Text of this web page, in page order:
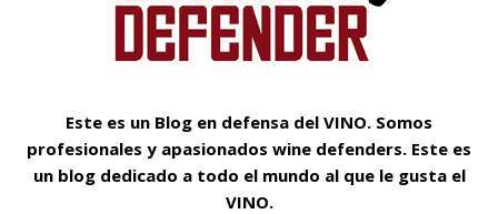
Este es un Blog en defensa del VINO. Somos
profesionales y apasionados wine defenders. Este es
un blog dedicado a todo el mundo al que le gusta el
VINO.